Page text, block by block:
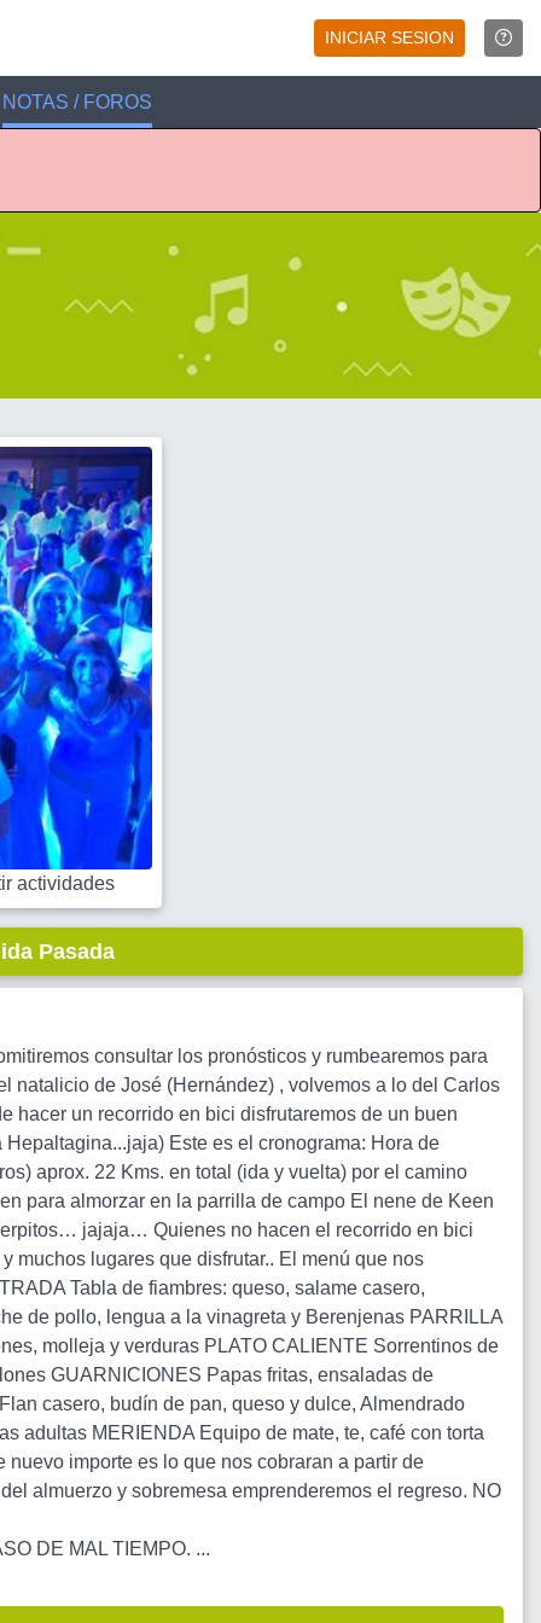
INICIAR SESION
NOTAS / FOROS
actividades
Pasada
consultar los pronósticos y rumbearemos para
natalicio de José (Hernández) , volvemos a lo del Carlos
hacer un recorrido en bici disfrutaremos de un buen
Este es el cronograma: Hora de
aprox. 22 Kms. en total (ida y vuelta) por el camino
para almorzar en la parrilla de campo El nene de Keen
jajaja… Quienes no hacen el recorrido en bici
muchos lugares que disfrutar.. El menú que nos
Tabla de fiambres: queso, salame casero,
de pollo, lengua a la vinagreta y Berenjenas PARRILLA
molleja y verduras PLATO CALIENTE Sorrentinos de
GUARNICIONES Papas fritas, ensaladas de
casero, budín de pan, queso y dulce, Almendrado
adultas MERIENDA Equipo de mate, te, café con torta
importe es lo que nos cobraran a partir de
almuerzo y sobremesa emprenderemos el regreso. NO
DE MAL TIEMPO. ...